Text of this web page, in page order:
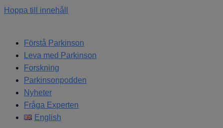
Hoppa till innehåll
Förstå Parkinson
Leva med Parkinson
Forskning
Parkinsonpodden
Nyheter
Fråga Experten
English